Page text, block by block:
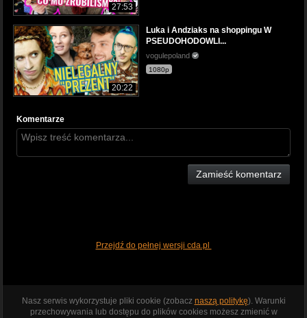
27:53
20:22
Luka i Andziaks na shoppingu W
PSEUDOHODOWLI...
vogulepoland
1080p
Komentarze
Zamieść komentarz
Przejdź do pełnej wersji cda.pl
Nasz serwis wykorzystuje pliki cookie (zobacz naszą politykę). Warunki
przechowywania lub dostępu do plików cookies możesz zmienić w